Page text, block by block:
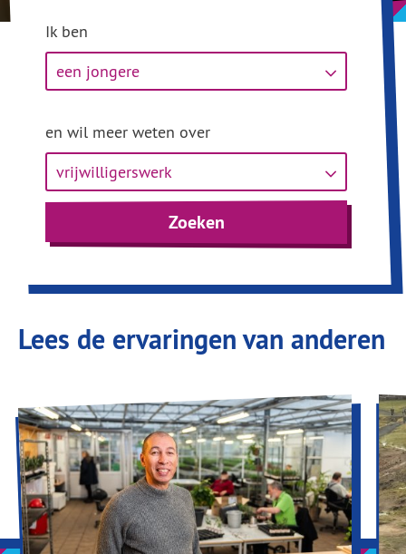
Ik ben
en wil meer weten over
Zoeken
Lees de ervaringen van anderen